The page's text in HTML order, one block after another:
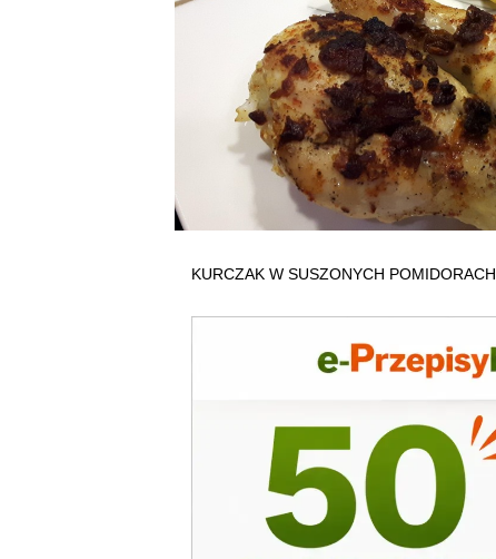
KURCZAK W SUSZONYCH POMIDORACH